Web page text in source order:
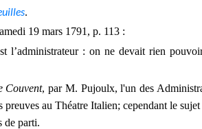
.
19 mars 1791, p. 113 :
l’administrateur : on ne devait rien
Couvent, par M. Pujoulx, l'un des
au Théatre Italien; cependant le
de parti.